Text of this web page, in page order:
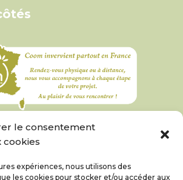
le consentement
cookies
expériences, nous utilisons des
les cookies pour stocker et/ou accéder aux